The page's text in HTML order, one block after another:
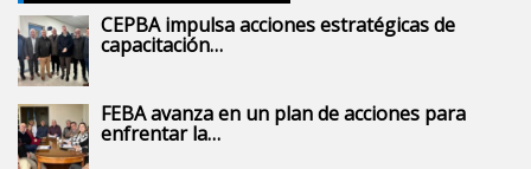
CEPBA impulsa acciones estratégicas de
capacitación…
FEBA avanza en un plan de acciones para
enfrentar la…